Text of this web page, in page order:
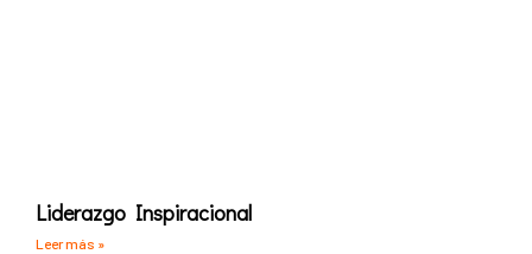
Liderazgo Inspiracional
Leer más »